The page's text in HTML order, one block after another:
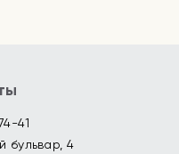
41
бульвар, 4